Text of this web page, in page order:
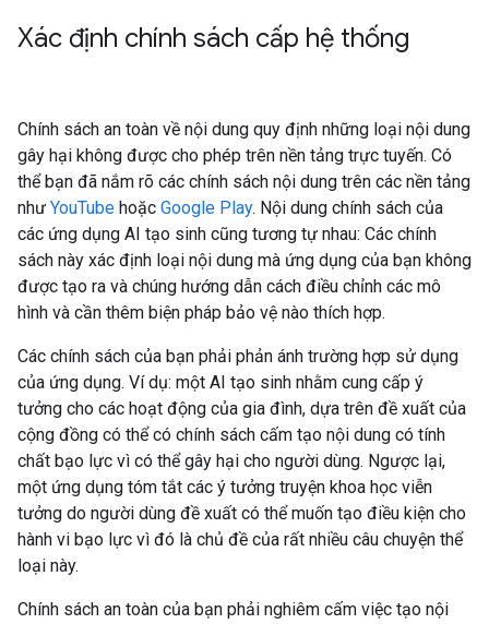
Xác định chính sách cấp hệ thống
Chính sách an toàn về nội dung quy định những loại nội dung
gây hại không được cho phép trên nền tảng trực tuyến. Có
thể bạn đã nắm rõ các chính sách nội dung trên các nền tảng
như YouTube hoặc Google Play. Nội dung chính sách của
các ứng dụng AI tạo sinh cũng tương tự nhau: Các chính
sách này xác định loại nội dung mà ứng dụng của bạn không
được tạo ra và chúng hướng dẫn cách điều chỉnh các mô
hình và cần thêm biện pháp bảo vệ nào thích hợp.
Các chính sách của bạn phải phản ánh trường hợp sử dụng
của ứng dụng. Ví dụ: một AI tạo sinh nhằm cung cấp ý
tưởng cho các hoạt động của gia đình, dựa trên đề xuất của
cộng đồng có thể có chính sách cấm tạo nội dung có tính
chất bạo lực vì có thể gây hại cho người dùng. Ngược lại,
một ứng dụng tóm tắt các ý tưởng truyện khoa học viễn
tưởng do người dùng đề xuất có thể muốn tạo điều kiện cho
hành vi bạo lực vì đó là chủ đề của rất nhiều câu chuyện thể
loại này.
Chính sách an toàn của bạn phải nghiêm cấm việc tạo nội